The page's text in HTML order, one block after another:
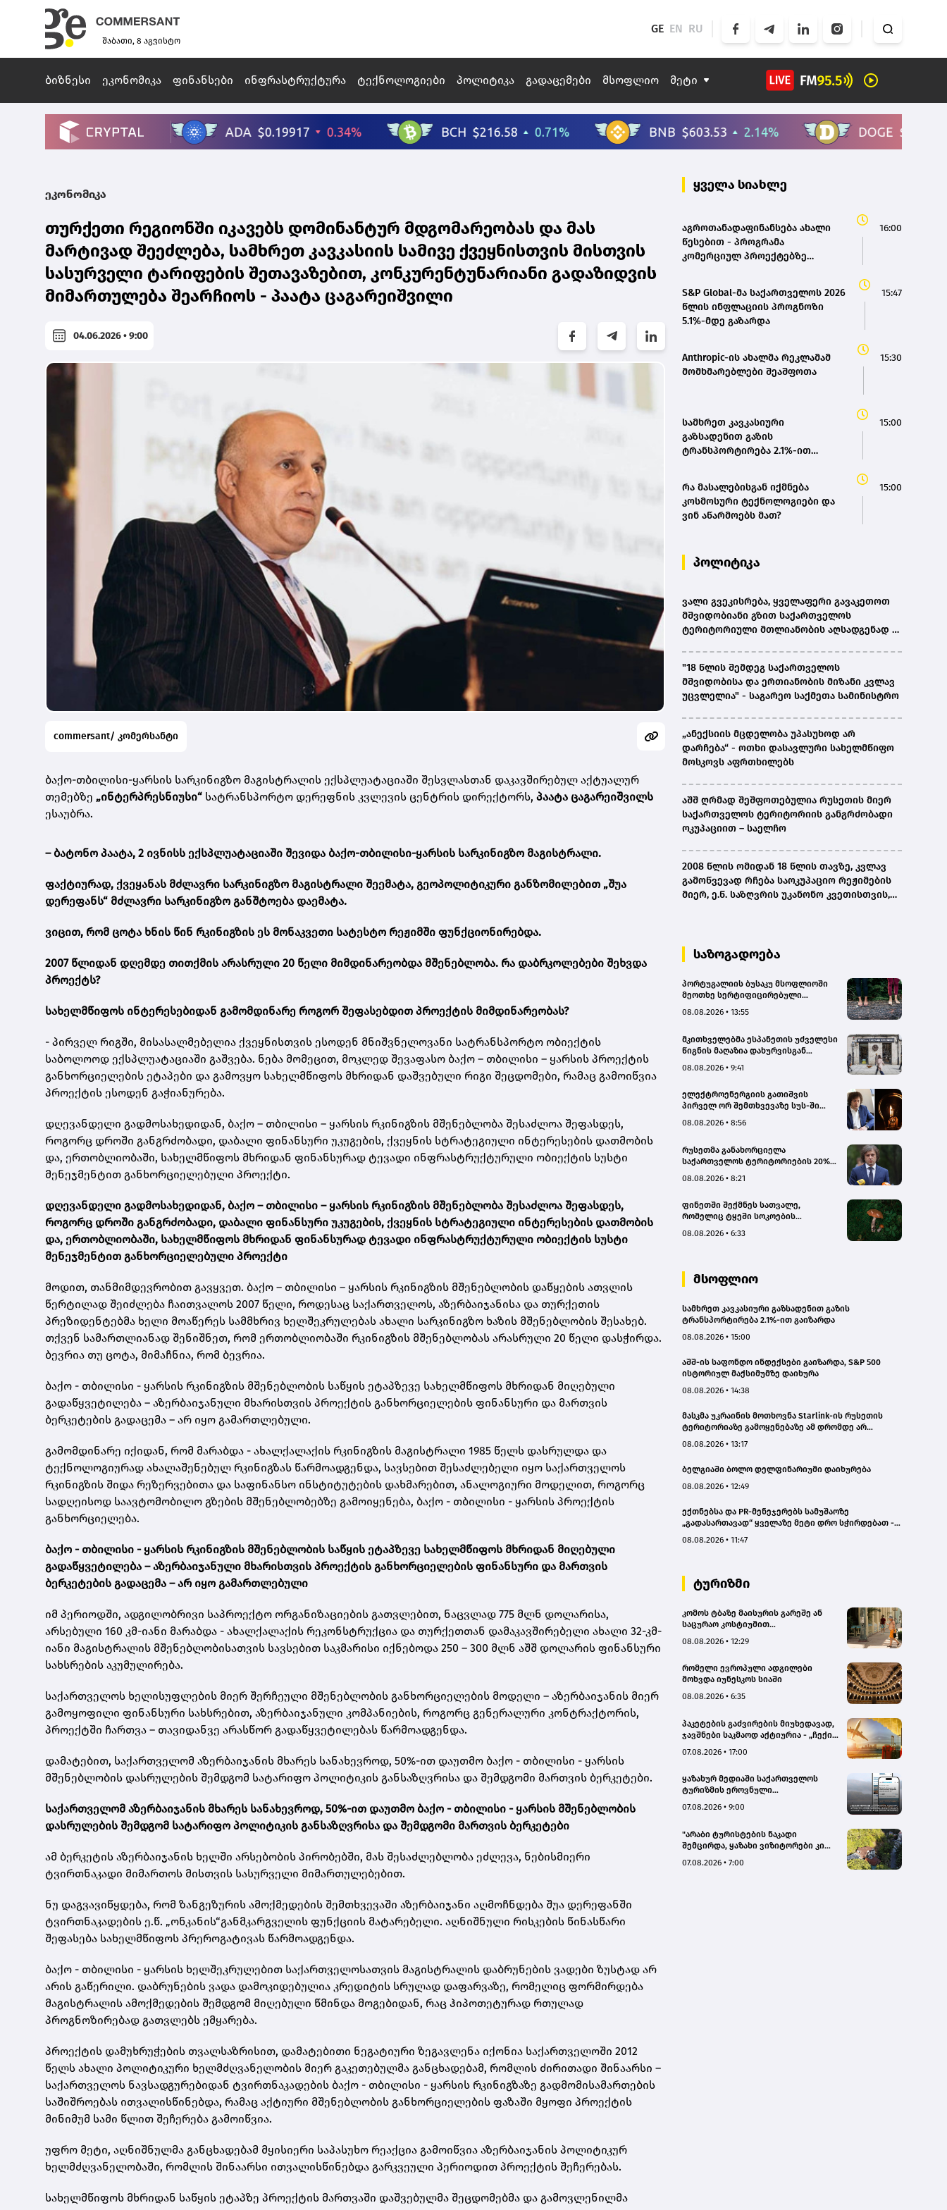
შაბათი, 8 აგვისტო
GE EN RU
ბიზნესი ეკონომიკა ფინანსები ინფრასტრუქტურა ტექნოლოგიები პოლიტიკა გადაცემები მსოფლიო მეტი
ეკონომიკა
თურქეთი რეგიონში იკავებს დომინანტურ მდგომარეობას და მას
მარტივად შეეძლება, სამხრეთ კავკასიის სამივე ქვეყნისთვის მისთვის
სასურველი ტარიფების შეთავაზებით, კონკურენტუნარიანი გადაზიდვის
მიმართულება შეარჩიოს - პაატა ცაგარეიშვილი
04.06.2026 • 9:00
commersant/ კომერსანტი
ბაქო-თბილისი-ყარსის სარკინიგზო მაგისტრალის ექსპლუატაციაში შესვლასთან დაკავშირებულ აქტუალურ
თემებზე „ინტერპრესნიუსი“ სატრანსპორტო დერეფნის კვლევის ცენტრის დირექტორს, პაატა ცაგარეიშვილს
ესაუბრა.
– ბატონო პაატა, 2 ივნისს ექსპლუატაციაში შევიდა ბაქო-თბილისი-ყარსის სარკინიგზო მაგისტრალი.
ფაქტიურად, ქვეყანას მძლავრი სარკინიგზო მაგისტრალი შეემატა, გეოპოლიტიკური განზომილებით „შუა
დერეფანს“ მძლავრი სარკინიგზო განშტოება დაემატა.
ვიცით, რომ ცოტა ხნის წინ რკინიგზის ეს მონაკვეთი სატესტო რეჟიმში ფუნქციონირებდა.
2007 წლიდან დღემდე თითქმის არასრული 20 წელი მიმდინარეობდა მშენებლობა. რა დაბრკოლებები შეხვდა
პროექტს?
სახელმწიფოს ინტერესებიდან გამომდინარე როგორ შეფასებდით პროექტის მიმდინარეობას?
- პირველ რიგში, მისასალმებელია ქვეყნისთვის ესოდენ მნიშვნელოვანი სატრანსპორტო ობიექტის
საბოლოოდ ექსპლუატაციაში გაშვება. ნება მომეცით, მოკლედ შევაფასო ბაქო – თბილისი – ყარსის პროექტის
განხორციელების ეტაპები და გამოვყო სახელმწიფოს მხრიდან დაშვებული რიგი შეცდომები, რამაც გამოიწვია
პროექტის ესოდენ გაჭიანურება.
დღევანდელი გადმოსახედიდან, ბაქო – თბილისი – ყარსის რკინიგზის მშენებლობა შესაძლოა შეფასდეს,
როგორც დროში განგრძობადი, დაბალი ფინანსური უკუგების, ქვეყნის სტრატეგიული ინტერესების დათმობის
და, ერთობლიობაში, სახელმწიფოს მხრიდან ფინანსურად ტევადი ინფრასტრუქტურული ობიექტის სუსტი
მენეჯმენტით განხორციელებული პროექტი.
დღევანდელი გადმოსახედიდან, ბაქო – თბილისი – ყარსის რკინიგზის მშენებლობა შესაძლოა შეფასდეს,
როგორც დროში განგრძობადი, დაბალი ფინანსური უკუგების, ქვეყნის სტრატეგიული ინტერესების დათმობის
და, ერთობლიობაში, სახელმწიფოს მხრიდან ფინანსურად ტევადი ინფრასტრუქტურული ობიექტის სუსტი
მენეჯმენტით განხორციელებული პროექტი
მოდით, თანმიმდევრობით გავყვეთ. ბაქო – თბილისი – ყარსის რკინიგზის მშენებლობის დაწყების ათვლის
წერტილად შეიძლება ჩაითვალოს 2007 წელი, როდესაც საქართველოს, აზერბაიჯანისა და თურქეთის
პრეზიდენტებმა ხელი მოაწერეს სამმხრივ ხელშეკრულებას ახალი სარკინიგზო ხაზის მშენებლობის შესახებ.
თქვენ სამართლიანად შენიშნეთ, რომ ერთობლიობაში რკინიგზის მშენებლობას არასრული 20 წელი დასჭირდა.
ბევრია თუ ცოტა, მიმაჩნია, რომ ბევრია.
ბაქო - თბილისი - ყარსის რკინიგზის მშენებლობის საწყის ეტაპზევე სახელმწიფოს მხრიდან მიღებული
გადაწყვეტილება – აზერბაიჯანული მხარისთვის პროექტის განხორციელების ფინანსური და მართვის
ბერკეტების გადაცემა – არ იყო გამართლებული.
გამომდინარე იქიდან, რომ მარაბდა - ახალქალაქის რკინიგზის მაგისტრალი 1985 წელს დასრულდა და
ტექნოლოგიურად ახალაშენებულ რკინიგზას წარმოადგენდა, სავსებით შესაძლებელი იყო საქართველოს
რკინიგზის შიდა რეზერვებითა და საფინანსო ინსტიტუტების დახმარებით, ანალოგიური მოდელით, როგორც
სადღეისოდ საავტომობილო გზების მშენებლობებზე გამოიყენება, ბაქო - თბილისი - ყარსის პროექტის
განხორციელება.
ბაქო - თბილისი - ყარსის რკინიგზის მშენებლობის საწყის ეტაპზევე სახელმწიფოს მხრიდან მიღებული
გადაწყვეტილება – აზერბაიჯანული მხარისთვის პროექტის განხორციელების ფინანსური და მართვის
ბერკეტების გადაცემა – არ იყო გამართლებული
იმ პერიოდში, ადგილობრივი საპროექტო ორგანიზაციების გათვლებით, ნაცვლად 775 მლნ დოლარისა,
არსებული 160 კმ-იანი მარაბდა - ახალქალაქის რეკონსტრუქცია და თურქეთთან დამაკავშირებელი ახალი 32-კმ-
იანი მაგისტრალის მშენებლობისათვის სავსებით საკმარისი იქნებოდა 250 – 300 მლნ აშშ დოლარის ფინანსური
სახსრების აკუმულირება.
საქართველოს ხელისუფლების მიერ შერჩეული მშენებლობის განხორციელების მოდელი – აზერბაიჯანის მიერ
გამოყოფილი ფინანსური სახსრებით, აზერბაიჯანული კომპანიების, როგორც გენერალური კონტრაქტორის,
პროექტში ჩართვა – თავიდანვე არასწორ გადაწყვეტილებას წარმოადგენდა.
დამატებით, საქართველომ აზერბაიჯანის მხარეს სანახევროდ, 50%-ით დაუთმო ბაქო - თბილისი - ყარსის
მშენებლობის დასრულების შემდგომ სატარიფო პოლიტიკის განსაზღვრისა და შემდგომი მართვის ბერკეტები.
საქართველომ აზერბაიჯანის მხარეს სანახევროდ, 50%-ით დაუთმო ბაქო - თბილისი - ყარსის მშენებლობის
დასრულების შემდგომ სატარიფო პოლიტიკის განსაზღვრისა და შემდგომი მართვის ბერკეტები
ამ ბერკეტის აზერბაიჯანის ხელში არსებობის პირობებში, მას შესაძლებლობა ეძლევა, ნებისმიერი
ტვირთნაკადი მიმართოს მისთვის სასურველი მიმართულებებით.
ნუ დაგვავიწყდება, რომ ზანგეზურის ამოქმედების შემთხვევაში აზერბაიჯანი აღმოჩნდება შუა დერეფანში
ტვირთნაკადების ე.წ. „ონკანის“განმკარგველის ფუნქციის მატარებელი. აღნიშნული რისკების წინასწარი
შეფასება სახელმწიფოს პრეროგატივას წარმოადგენდა.
ბაქო - თბილისი - ყარსის ხელშეკრულებით საქართველოსათვის მაგისტრალის დაბრუნების ვადები ზუსტად არ
არის გაწერილი. დაბრუნების ვადა დამოკიდებულია კრედიტის სრულად დაფარვაზე, რომელიც ფორმირდება
მაგისტრალის ამოქმედების შემდგომ მიღებული წმინდა მოგებიდან, რაც ჰიპოთეტურად რთულად
პროგნოზირებად გათვლებს ემყარება.
პროექტის დამუხრუჭების თვალსაზრისით, დამატებითი ნეგატიური ზეგავლენა იქონია საქართველოში 2012
წელს ახალი პოლიტიკური ხელმძღვანელობის მიერ გაკეთებულმა განცხადებამ, რომლის ძირითადი შინაარსი –
საქართველოს ნავსადგურებიდან ტვირთნაკადების ბაქო - თბილისი - ყარსის რკინიგზაზე გადმომისამართების
საშიშროებას ითვალისწინებდა, რამაც აქტიური მშენებლობის განხორციელების ფაზაში მყოფი პროექტის
მინიმუმ სამი წლით შეჩერება გამოიწვია.
უფრო მეტი, აღნიშნულმა განცხადებამ მყისიერი საპასუხო რეაქცია გამოიწვია აზერბაიჯანის პოლიტიკურ
ხელმძღვანელობაში, რომლის შინაარსი ითვალისწინებდა გარკვეული პერიოდით პროექტის შეჩერებას.
სახელმწიფოს მხრიდან საწყის ეტაპზე პროექტის მართვაში დაშვებულმა შეცდომებმა და გამოვლენილმა
ყველა სიახლე
აგროთანადაფინანსება ახალი
წესებით - პროგრამა
კომერციულ პროექტებზე
16:00
S&P Global-მა საქართველოს 2026
წლის ინფლაციის პროგნოზი
5.1%-მდე გაზარდა
15:47
Anthropic-ის ახალმა რეკლამამ
მომხმარებლები შეაშფოთა
15:30
სამხრეთ კავკასიური
გაზსადენით გაზის
ტრანსპორტირება 2.1%-ით
15:00
რა მასალებისგან იქმნება
კოსმოსური ტექნოლოგიები და
ვინ აწარმოებს მათ?
15:00
პოლიტიკა
ვალი გვეკისრება, ყველაფერი გავაკეთოთ
მშვიდობიანი გზით საქართველოს
ტერიტორიული მთლიანობის აღსადგენად -
"18 წლის შემდეგ საქართველოს
მშვიდობისა და ერთიანობის მიზანი კვლავ
უცვლელია" - საგარეო საქმეთა სამინისტრო
„ანექსიის მცდელობა უპასუხოდ არ
დარჩება“ - ოთხი დასავლური სახელმწიფო
მოსკოვს აფრთხილებს
აშშ ღრმად შეშფოთებულია რუსეთის მიერ
საქართველოს ტერიტორიის განგრძობადი
ოკუპაციით – საელჩო
2008 წლის ომიდან 18 წლის თავზე, კვლავ
გამოწვევად რჩება საოკუპაციო რეჟიმების
მიერ, ე.წ. საზღვრის უკანონო კვეთისთვის,
სახალხო დამცველი
საზოგადოება
პორტუგალიის ბუსაკუ მსოფლიოში
მეოთხე სერტიფიცირებული
08.08.2026 • 13:55
მკითხველებმა ესპანეთის უძველესი
წიგნის მაღაზია დახურვისგან
08.08.2026 • 9:41
ელექტროენერგიის გათიშვის
პირველ ორ შემთხვევაზე სუს-ში
გათიშვას ჰქონდა კონკრეტული
სამუშაოები ენგურჰესზე - კობახიძე
08.08.2026 • 8:56
რუსეთმა განახორციელა
საქართველოს ტერიტორიების 20%-
რეჟიმის და „ნაცმოძრაობის“
გადაფარავს ამ დანაშაულს, ეს იყო
დანაშაული ჩვენი სახელმწიფოს
წინაშე - კობახიძე
08.08.2026 • 8:21
ფინეთში შექმნეს სათვალე,
რომელიც ტყეში სოკოების
08.08.2026 • 6:33
მსოფლიო
სამხრეთ კავკასიური გაზსადენით გაზის
ტრანსპორტირება 2.1%-ით გაიზარდა
08.08.2026 • 15:00
აშშ-ის საფონდო ინდექსები გაიზარდა, S&P 500
ისტორიულ მაქსიმუმზე დაიხურა
08.08.2026 • 14:38
მასკმა უკრაინის მოთხოვნა Starlink-ის რუსეთის
ტერიტორიაზე გამოყენებაზე ამ დრომდე არ
08.08.2026 • 13:17
ბელგიაში ბოლო დელფინარიუმი დაიხურება
08.08.2026 • 12:49
ექთნებსა და PR-მენეჯერებს სამუშაოზე
„გადასართავად“ ყველაზე მეტი დრო სჭირდებათ -
08.08.2026 • 11:47
ტურიზმი
კომოს ტბაზე მაისურის გარეშე ან
საცურაო კოსტიუმით
ევრომდე დააჯარიმებენ
08.08.2026 • 12:29
რომელი ევროპული ადგილები
მოხვდა იუნესკოს სიაში
08.08.2026 • 6:35
პაკეტების გაძვირების მიუხედავად,
ჯავშნები საკმაოდ აქტიურია - „ჩექინ
07.08.2026 • 17:00
ყაზახურ მედიაში საქართველოს
ტურიზმის ეროვნული
კამპანიის ფარგლებში სტატიები
07.08.2026 • 9:00
"არაბი ტურისტების ნაკადი
შემცირდა, ყაზახი ვიზიტორები კი
Hotel
07.08.2026 • 7:00